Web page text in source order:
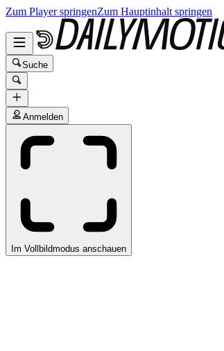
Zum Player springenZum Hauptinhalt springen
Suche
Anmelden
Im Vollbildmodus anschauen